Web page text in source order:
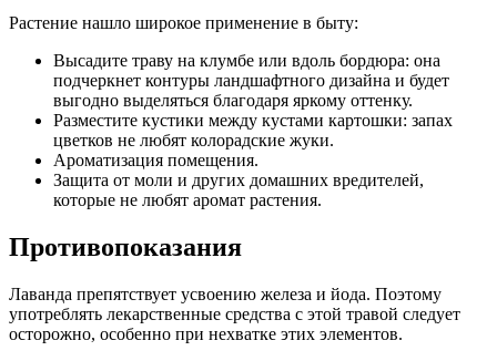
Растение нашло широкое применение в быту:
Высадите траву на клумбе или вдоль бордюра: она
подчеркнет контуры ландшафтного дизайна и будет
выгодно выделяться благодаря яркому оттенку.
Разместите кустики между кустами картошки: запах
цветков не любят колорадские жуки.
Ароматизация помещения.
Защита от моли и других домашних вредителей,
которые не любят аромат растения.
Противопоказания
Лаванда препятствует усвоению железа и йода. Поэтому
употреблять лекарственные средства с этой травой следует
осторожно, особенно при нехватке этих элементов.